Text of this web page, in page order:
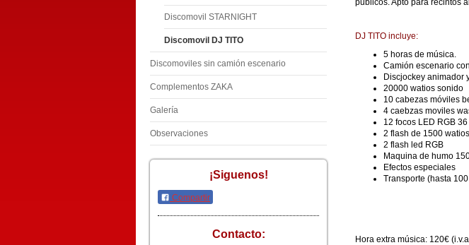
Discomovil STARNIGHT
Discomovil DJ TITO
Discomoviles sin camión escenario
Complementos ZAKA
Galería
Observaciones
¡Siguenos!
Compartir
Contacto:
publicos. Apto para recintos
DJ TITO incluye:
5 horas de música.
Camión escenario
Discjockey animador
20000 watios sonido
10 cabezas móviles
4 caebzas moviles
12 focos LED RGB
2 flash de 1500
2 flash led RGB
Maquina de humo
Efectos especiales
Transporte (hasta
Hora extra música: 120€